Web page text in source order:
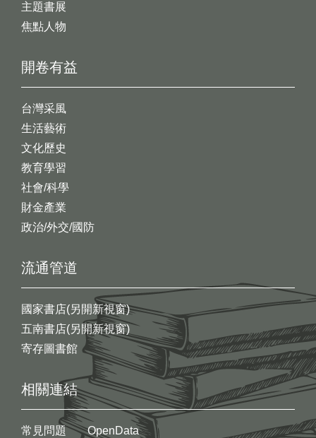
開卷有益
台灣采風
生活藝術
文化歷史
教育學習
社會/科學
財金產業
政治/外交/國防
主題書展
焦點人物
流通管道
國家書店(另開新視窗)
五南書店(另開新視窗)
寄存圖書館
相關連結
常見問題
OpenData